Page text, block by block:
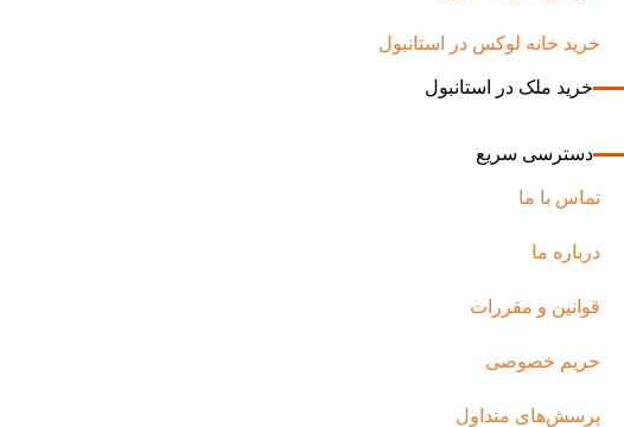
خرید خانه لوکس در استانبول
خرید ملک در استانبول
دسترسی سریع
تماس با ما
درباره ما
قوانین و مقررات
حریم خصوصی
پرسش‌های متداول